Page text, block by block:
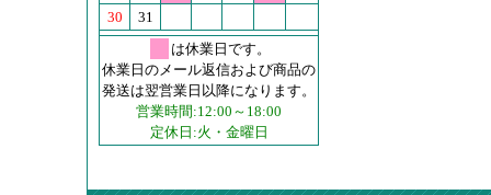
30
31
は休業日です。
休業日のメール返信および商品の
発送は翌営業日以降になります。
営業時間:12:00～18:00
定休日:火・金曜日